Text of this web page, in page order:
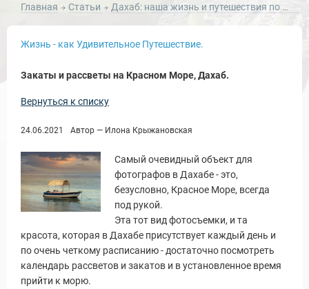
Главная Статьи Дахаб: наша жизнь и путешествия по Синаю.
Жизнь - как Удивительное Путешествие.
Закаты и рассветы на Красном Море, Дахаб.
Вернуться к списку
24.06.2021 Автор — Илона Крыжановская
Самый очевидный объект для
фотографов в Дахабе - это,
безусловно, Красное Море, всегда
под рукой.
Эта тот вид фотосъемки, и та
красота, которая в Дахабе присутствует каждый день и
по очень четкому расписанию - достаточно посмотреть
календарь рассветов и закатов и в установленное время
прийти к морю.